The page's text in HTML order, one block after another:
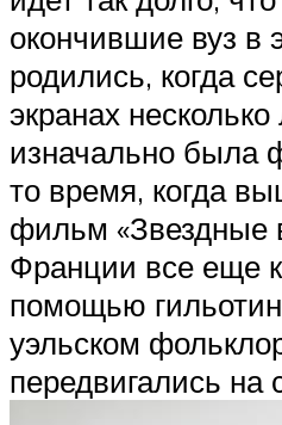
окончившие вуз в
родились, когда
экранах
изначально была
то время, когда
фильм «Звездные
Франции все еще
помощью
уэльском
передвигались на